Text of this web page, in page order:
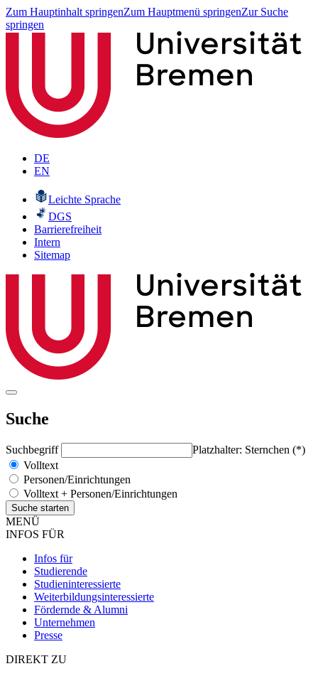
Zum Hauptinhalt springenZum Hauptmenü springenZur Suche
springen
DE
EN
Leichte Sprache
DGS
Barrierefreiheit
Intern
Sitemap
Suche
Suchbegriff
Platzhalter: Sternchen (*)
Volltext
Personen/Einrichtungen
Volltext + Personen/Einrichtungen
MENÜ
INFOS FÜR
Infos für
Studierende
Studieninteressierte
Weiterbildungsinteressierte
Fördernde & Alumni
Unternehmen
Presse
DIREKT ZU